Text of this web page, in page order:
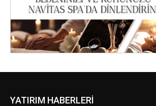
YATIRIM HABERLERİ